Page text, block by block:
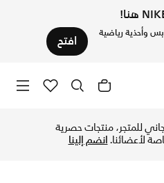
وأحذية رياضية افتح
للمتجر، منتجات حصرية
لأعضائنا.انضم إلينا